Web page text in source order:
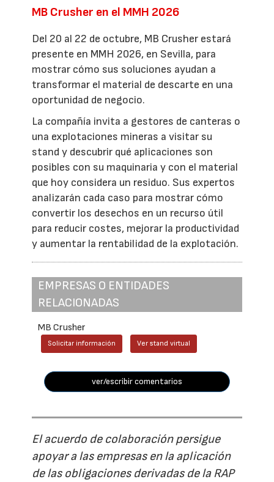
MB Crusher en el MMH 2026
Del 20 al 22 de octubre, MB Crusher estará
presente en MMH 2026, en Sevilla, para
mostrar cómo sus soluciones ayudan a
transformar el material de descarte en una
oportunidad de negocio.
La compañía invita a gestores de canteras o
una explotaciones mineras a visitar su
stand y descubrir qué aplicaciones son
posibles con su maquinaria y con el material
que hoy considera un residuo. Sus expertos
analizarán cada caso para mostrar cómo
convertir los desechos en un recurso útil
para reducir costes, mejorar la productividad
y aumentar la rentabilidad de la explotación.
EMPRESAS O ENTIDADES
RELACIONADAS
MB Crusher
Solicitar información Ver stand virtual
ver/escribir comentarios
El acuerdo de colaboración persigue
apoyar a las empresas en la aplicación
de las obligaciones derivadas de la RAP